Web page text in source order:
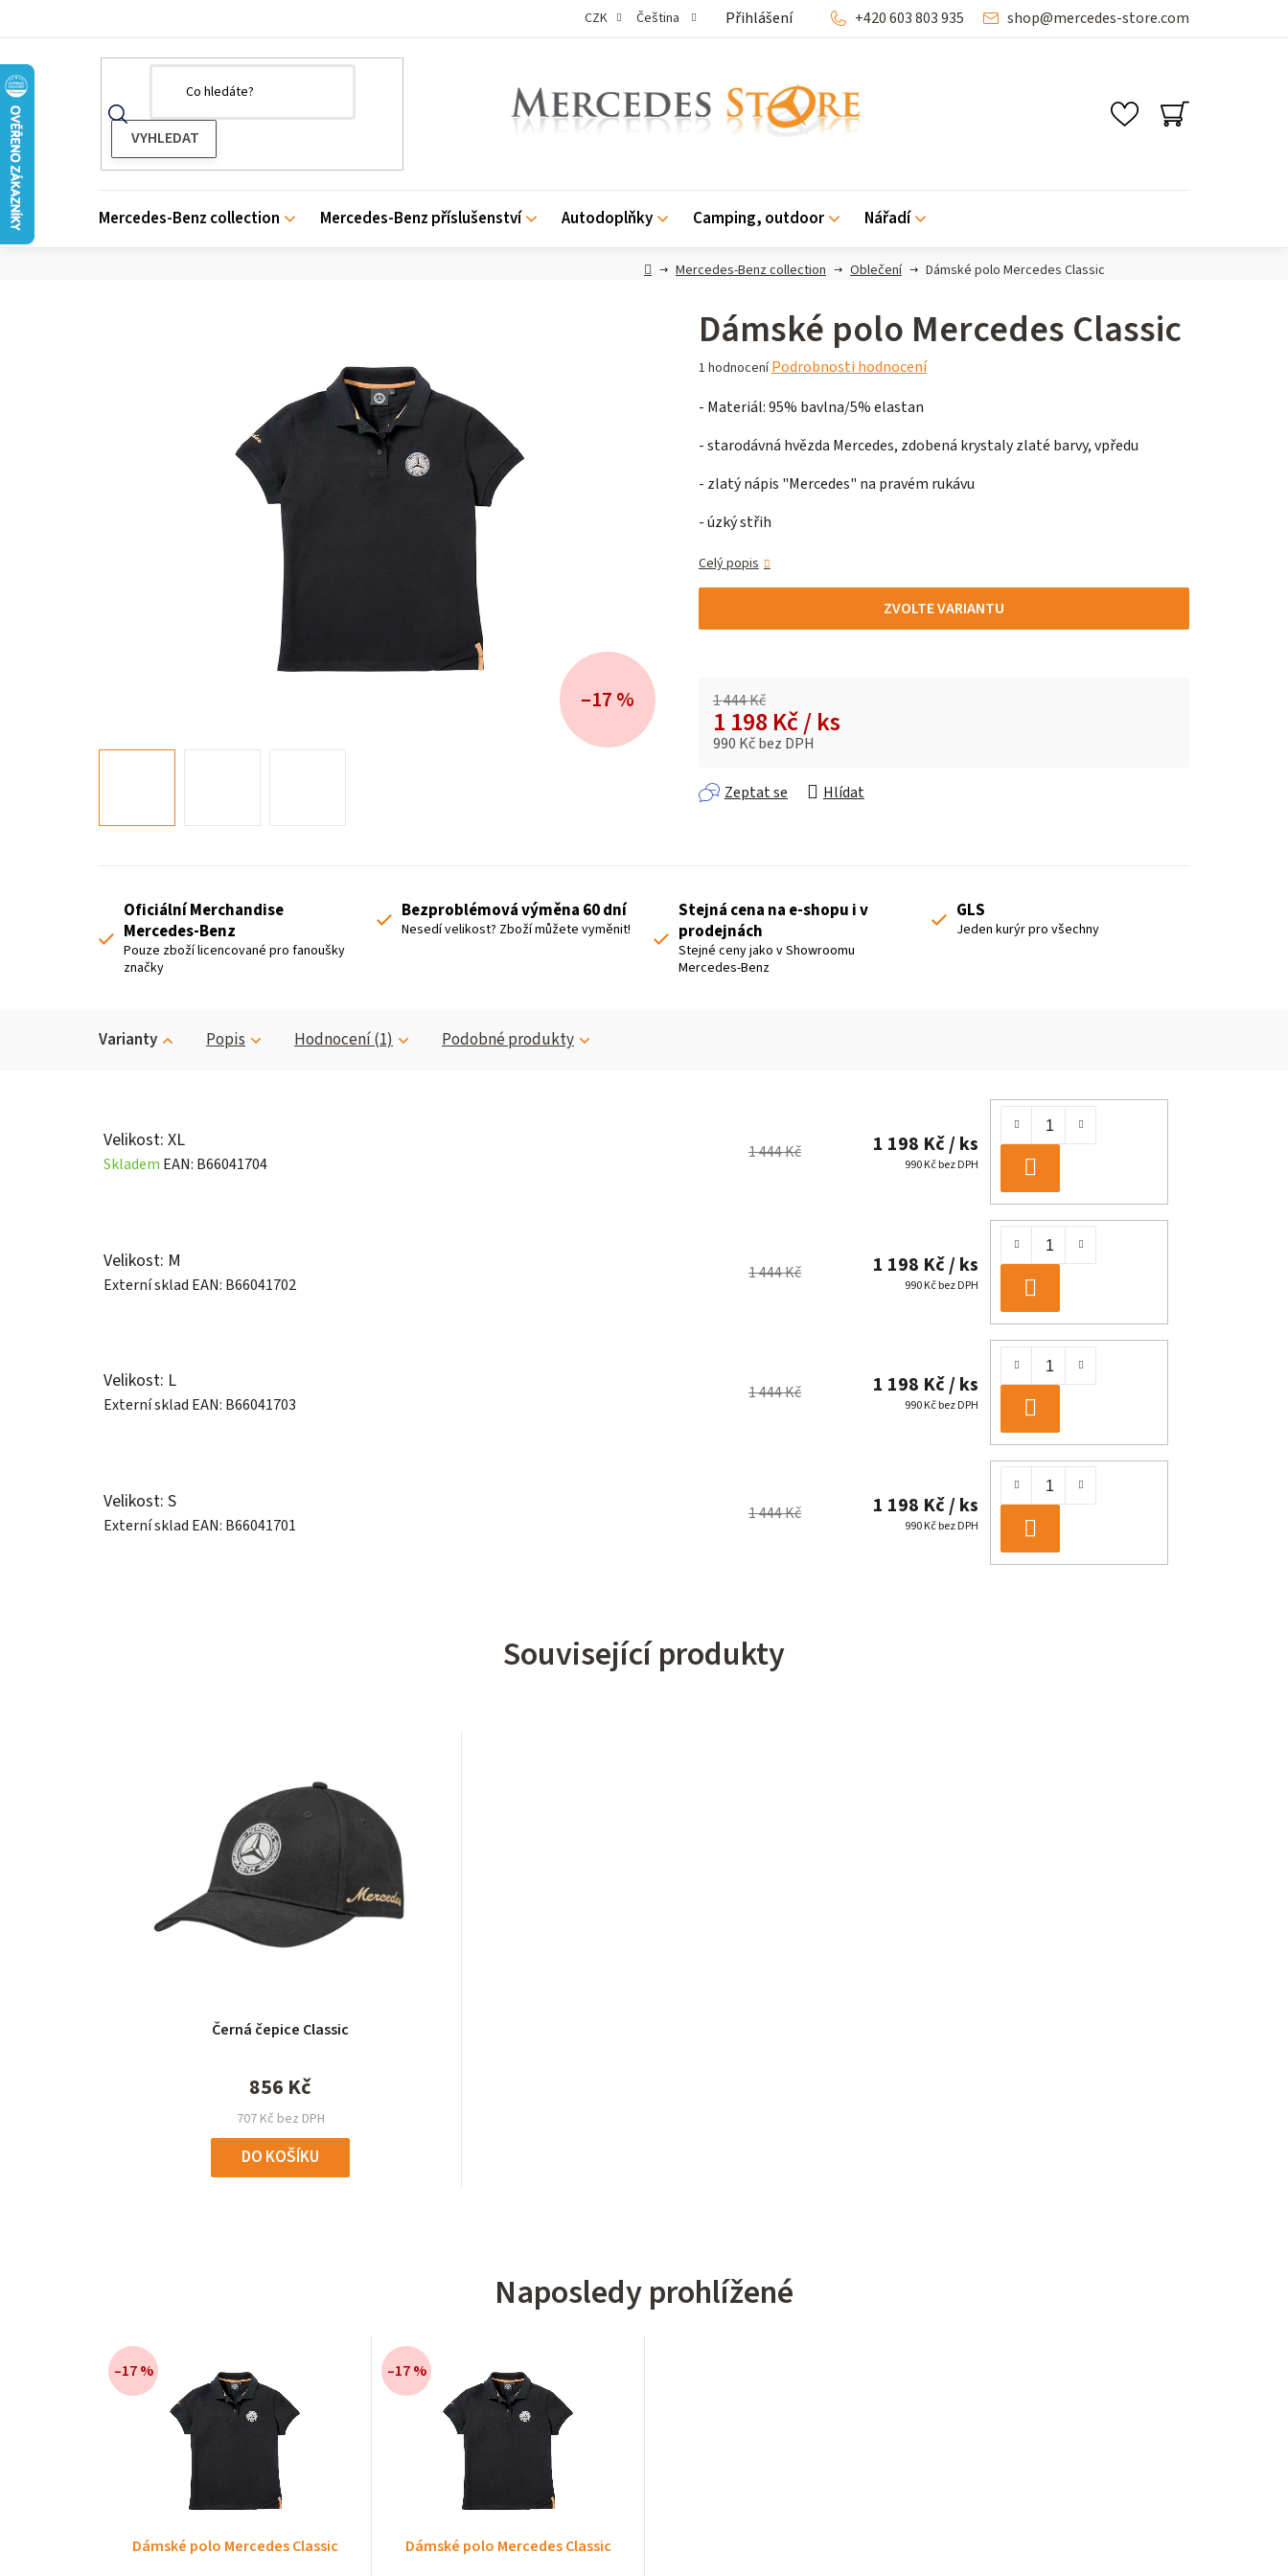
CZK Čeština Přihlášení shop@mercedes-store.com
+420 603 803 935
NÁKUPNÍ
KOŠÍK
Mercedes-Benz collection Mercedes-Benz příslušenství Autodoplňky Camping, outdoor Nářadí
DomůMercedes-Benz collection Oblečení Dámské polo Mercedes Classic
Dámské polo Mercedes Classic
Průměrné
produktu
5,0
hvězdiček.
1 hodnocení Podrobnosti hodnocení
- Materiál: 95% bavlna/5% elastan
- starodávná hvězda Mercedes, zdobená krystaly zlaté barvy, vpředu
- zlatý nápis "Mercedes" na pravém rukávu
- úzký střih
Celý popis
ZVOLTE VARIANTU
1 444 Kč
1 198 Kč/ ks
990 Kč bez DPH
Zeptat se
Hlídat
–17 %
Oficiální Merchandise
Mercedes-Benz
Pouze zboží licencované pro fanoušky
značky
Bezproblémová výměna 60 dní
Nesedí velikost? Zboží můžete vyměnit!
Stejná cena na e-shopu i v
prodejnách
Stejné ceny jako v Showroomu
Mercedes-Benz
GLS
Jeden kurýr pro všechny
Varianty Popis Hodnocení (1) Podobné produkty
Velikost: XL
Skladem EAN: B66041704
1 444 Kč 1 198 Kč/ ks
990 Kč bez DPH
DO
KOŠÍKU
Velikost: M
Externí sklad EAN: B66041702
1 444 Kč 1 198 Kč/ ks
990 Kč bez DPH
DO
KOŠÍKU
Velikost: L
Externí sklad EAN: B66041703
1 444 Kč 1 198 Kč/ ks
990 Kč bez DPH
DO
KOŠÍKU
Velikost: S
Externí sklad EAN: B66041701
1 444 Kč 1 198 Kč/ ks
990 Kč bez DPH
DO
KOŠÍKU
Související produkty
Černá čepice Classic
707 Kč bez DPH
856 Kč
DO KOŠÍKU
Naposledy prohlížené
–17 %
Dámské polo Mercedes Classic
–17 %
Dámské polo Mercedes Classic
–17 %